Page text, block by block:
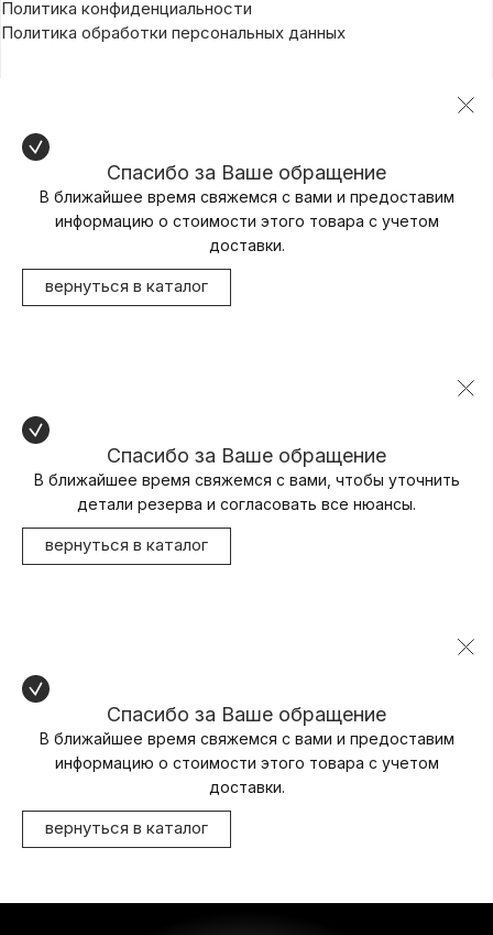
Политика конфиденциальности
Политика обработки персональных данных
Спасибо за Ваше обращение
В ближайшее время свяжемся с вами и предоставим
информацию о стоимости этого товара с учетом
доставки.
вернуться в каталог
Спасибо за Ваше обращение
В ближайшее время свяжемся с вами, чтобы уточнить
детали резерва и согласовать все нюансы.
вернуться в каталог
Спасибо за Ваше обращение
В ближайшее время свяжемся с вами и предоставим
информацию о стоимости этого товара с учетом
доставки.
вернуться в каталог